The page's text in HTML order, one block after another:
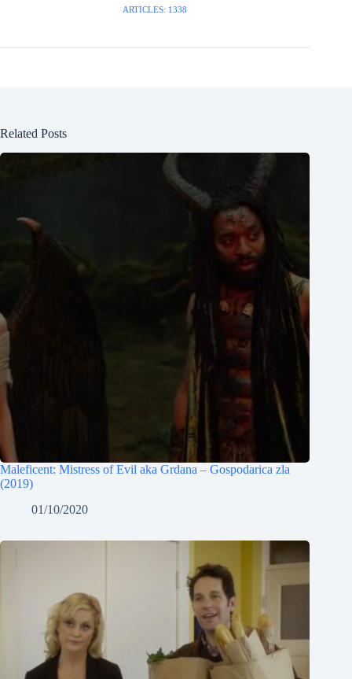
ARTICLES: 1338
Related Posts
Maleficent: Mistress of Evil aka Grdana – Gospodarica zla
(2019)
01/10/2020